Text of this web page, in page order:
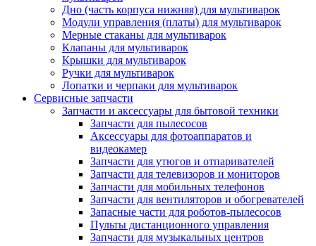
Дно (часть корпуса нижняя) для мультиварок
Модули управления (платы) для мультиварок
Мерные стаканы для мультиварок
Клапаны для мультиварок
Крышки для мультиварок
Ручки для мультиварок
Лопатки и черпаки для мультиварок
Сервисные запчасти
Запчасти и аксессуары для бытовой техники
Запчасти для пылесосов
Аксессуары для фотоаппаратов и
видеокамер
Запчасти для утюгов и отпаривателей
Запчасти для телевизоров и мониторов
Запчасти для мобильных телефонов
Запчасти для вентиляторов и обогревателей
Запасные части для роботов-пылесосов
Пульты дистанционного управления
Запчасти для музыкальных центров